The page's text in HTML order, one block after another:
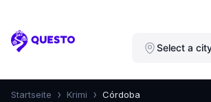
Questo Select a
Startseite › Krimi › Córdoba